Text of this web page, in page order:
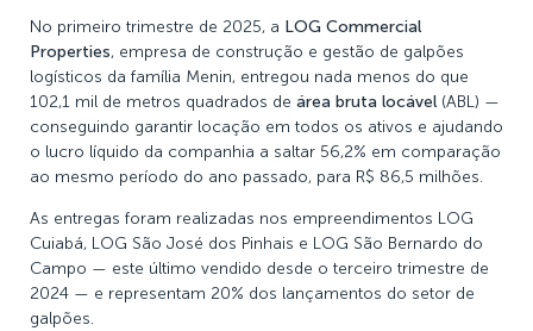
No primeiro trimestre de 2025, a LOG Commercial
Properties, empresa de construção e gestão de galpões
logísticos da família Menin, entregou nada menos do que
102,1 mil de metros quadrados de área bruta locável (ABL) —
conseguindo garantir locação em todos os ativos e ajudando
o lucro líquido da companhia a saltar 56,2% em comparação
ao mesmo período do ano passado, para R$ 86,5 milhões.
As entregas foram realizadas nos empreendimentos LOG
Cuiabá, LOG São José dos Pinhais e LOG São Bernardo do
Campo — este último vendido desde o terceiro trimestre de
2024 — e representam 20% dos lançamentos do setor de
galpões.